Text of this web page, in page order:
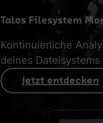
Talos Filesystem
Kontinuierliche
deines Dateisystems
Jetzt entdecken